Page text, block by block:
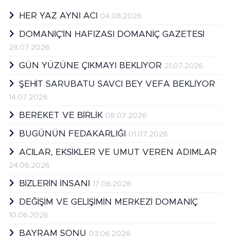
HER YAZ AYNI ACI 04.08.2026
DOMANİÇ'İN HAFIZASI DOMANİÇ GAZETESİ
28.07.2026
GÜN YÜZÜNE ÇIKMAYI BEKLİYOR 21.07.2026
ŞEHİT SARUBATU SAVCI BEY VEFA BEKLİYOR
14.07.2026
BEREKET VE BİRLİK 08.07.2026
BUGÜNÜN FEDAKARLIĞI 01.07.2026
ACILAR, EKSİKLER VE UMUT VEREN ADIMLAR
24.06.2026
BİZLERİN İNSANI 17.06.2026
DEĞİŞİM VE GELİŞİMİN MERKEZİ DOMANİÇ
10.06.2026
BAYRAM SONU 03.06.2026